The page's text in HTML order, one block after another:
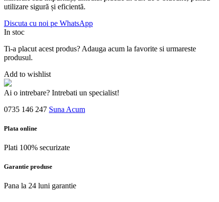
utilizare sigură și eficientă.
Discuta cu noi pe WhatsApp
In stoc
Ti-a placut acest produs? Adauga acum la favorite si urmareste
produsul.
Add to wishlist
Ai o intrebare? Intrebati un specialist!
0735 146 247 Suna Acum
Plata online
Plati 100% securizate
Garantie produse
Pana la 24 luni garantie